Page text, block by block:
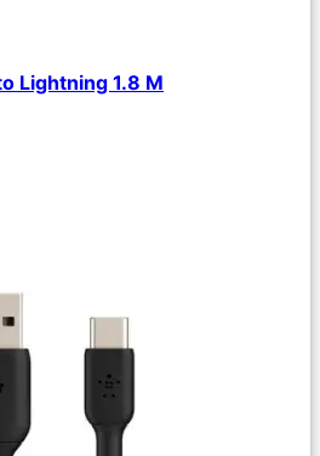
Lightning 1.8 М